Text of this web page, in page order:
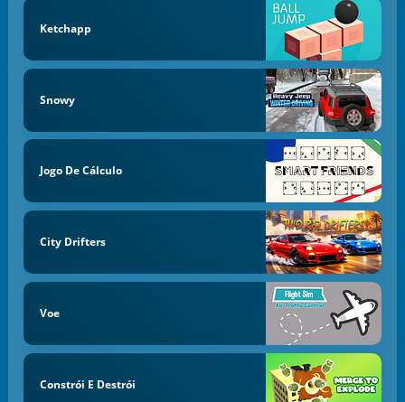
Ketchapp
Snowy
Jogo De Cálculo
City Drifters
Voe
Constrói E Destrói